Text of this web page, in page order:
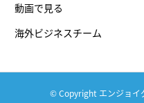
動画で見る
海外ビジネスチーム
© Copyright エンジョイ